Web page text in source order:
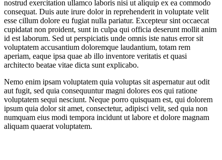
nostrud exercitation ullamco laboris nisi ut aliquip ex ea commodo
consequat. Duis aute irure dolor in reprehenderit in voluptate velit
esse cillum dolore eu fugiat nulla pariatur. Excepteur sint occaecat
cupidatat non proident, sunt in culpa qui officia deserunt mollit anim
id est laborum. Sed ut perspiciatis unde omnis iste natus error sit
voluptatem accusantium doloremque laudantium, totam rem
aperiam, eaque ipsa quae ab illo inventore veritatis et quasi
architecto beatae vitae dicta sunt explicabo.
Nemo enim ipsam voluptatem quia voluptas sit aspernatur aut odit
aut fugit, sed quia consequuntur magni dolores eos qui ratione
voluptatem sequi nesciunt. Neque porro quisquam est, qui dolorem
ipsum quia dolor sit amet, consectetur, adipisci velit, sed quia non
numquam eius modi tempora incidunt ut labore et dolore magnam
aliquam quaerat voluptatem.